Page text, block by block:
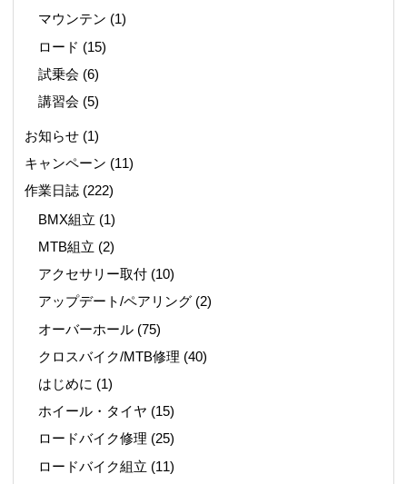
マウンテン (1)
ロード (15)
試乗会 (6)
講習会 (5)
お知らせ(1)
キャンペーン (11)
作業日誌(222)
BMX組立 (1)
MTB組立 (2)
アクセサリー取付 (10)
アップデート/ペアリング (2)
オーバーホール (75)
クロスバイク/MTB修理 (40)
はじめに (1)
ホイール・タイヤ (15)
ロードバイク修理 (25)
ロードバイク組立 (11)